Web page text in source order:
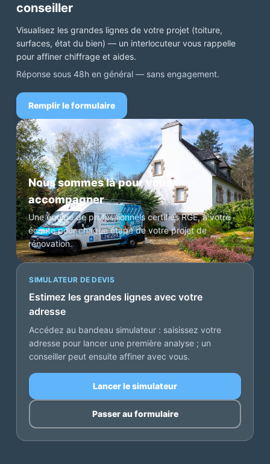
conseiller
Visualisez les grandes lignes de votre projet (toiture,
surfaces, état du bien) — un interlocuteur vous rappelle
pour affiner chiffrage et aides.
Réponse sous 48h en général — sans engagement.
Remplir le formulaire
Nous sommes là pour vous
accompagner
Une équipe de professionnels certifiés RGE, à votre
écoute pour chaque étape de votre projet de
rénovation.
SIMULATEUR DE DEVIS
Estimez les grandes lignes avec votre
adresse
Accédez au bandeau simulateur : saisissez votre
adresse pour lancer une première analyse ; un
conseiller peut ensuite affiner avec vous.
Lancer le simulateur
Passer au formulaire